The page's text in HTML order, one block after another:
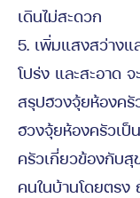
เดินไม่สะดวก
5. เพิ่มแสงสว่างแ
โปร่ง และสะอาด
สรุปฮวงจุ้ยห้องครั
ฮวงจุ้ยห้องครัวเป็
ครัวเกี่ยวข้องกับ
คนในบ้านโดยตรง